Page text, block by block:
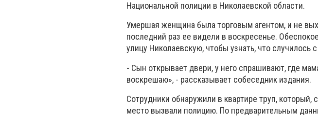
Национальной полиции в Николаевской области.
Умершая женщина была торговым агентом, и не
последний раз ее видели в воскресенье.
улицу Николаевскую, чтобы узнать, что случилось
- Сын открывает двери, у него спрашивают, где
воскрешаю», - рассказывает собеседник издания.
Сотрудники обнаружили в квартире труп,
место вызвали полицию. По предварительным